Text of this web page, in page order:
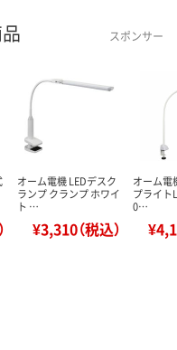
スポンサー
オーム電機 LEDデスク
ランプ クランプ ホワイ
ト …
¥3,310（税込）
オーム電
プライト
0…